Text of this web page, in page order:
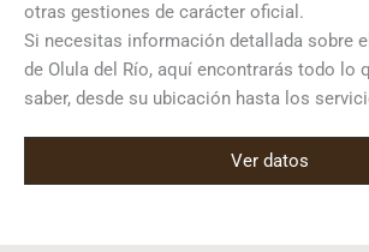
otras gestiones de carácter oficial.
Si necesitas información detallada sobre
de Olula del Río, aquí encontrarás todo lo
saber, desde su ubicación hasta los
Ver datos